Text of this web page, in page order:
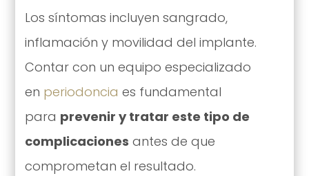
Los síntomas incluyen sangrado,
inflamación y movilidad del implante.
Contar con un equipo especializado
en periodoncia es fundamental
para prevenir y tratar este tipo de
complicaciones antes de que
comprometan el resultado.